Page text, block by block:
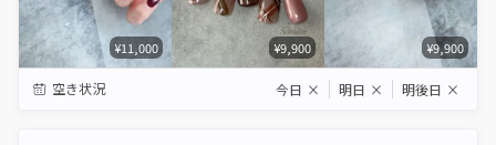
¥11,000 ¥9,900 ¥9,900
空き状況 今日 × 明日 × 明後日 ×